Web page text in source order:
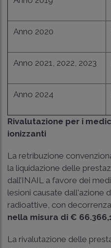
Anno 2020
Anno 2021, 2022, 2023
Anno 2024
Rivalutazione per i
ionizzanti
La retribuzione
la liquidazione delle
dall’INAIL a favore dei
lesioni causate dall'azione
radioattive, con decorrenza
nella misura di €
La rivalutazione delle